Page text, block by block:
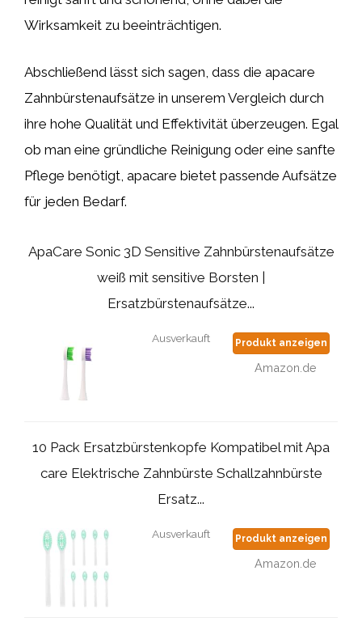
Wirksamkeit zu beeinträchtigen.
Abschließend lässt sich sagen, dass die apacare
Zahnbürstenaufsätze in unserem Vergleich durch
ihre hohe Qualität und Effektivität überzeugen. Egal
ob man eine gründliche Reinigung oder eine sanfte
Pflege benötigt, apacare bietet passende Aufsätze
für jeden Bedarf.
ApaCare Sonic 3D Sensitive Zahnbürstenaufsätze
weiß mit sensitive Borsten |
Ersatzbürstenaufsätze...
Ausverkauft Produkt anzeigen
Amazon.de
10 Pack Ersatzbürstenkopfe Kompatibel mit Apa
care Elektrische Zahnbürste Schallzahnbürste
Ersatz...
Ausverkauft Produkt anzeigen
Amazon.de